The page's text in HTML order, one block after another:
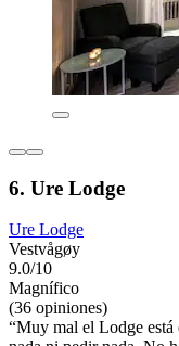
6. Ure Lodge
Ure Lodge
Vestvågøy
9.0/10
Magnífico
(36 opiniones)
“Muy mal el Lodge está